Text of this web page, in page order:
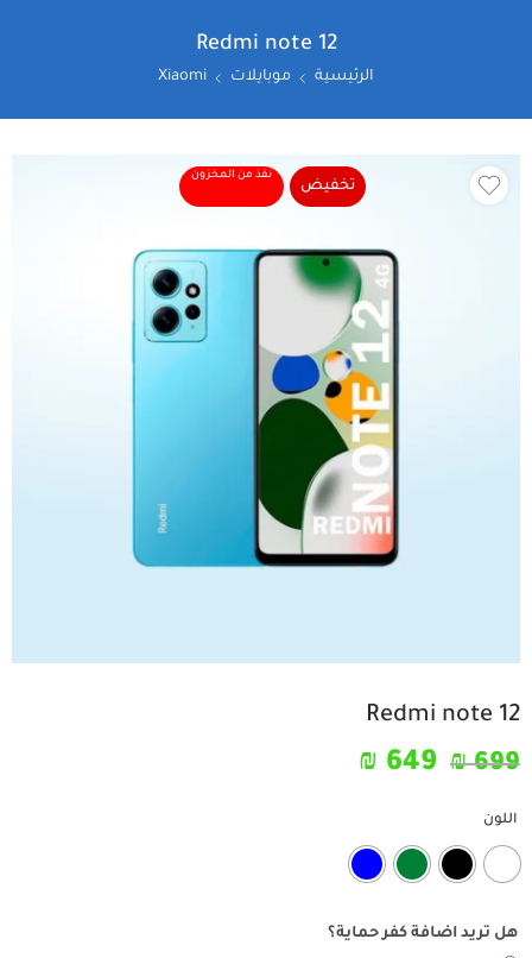
Redmi note 12
الرئيسية موبايلات Xiaomi
تخفيض
نفذ من المخزون
Redmi note 12
699
₪
649
₪
اللون
هل تريد اضافة كفر حماية؟